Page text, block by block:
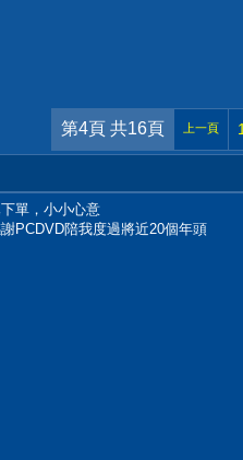
第4頁 共16頁 上一頁
單，小小心意
PCDVD陪我度過將近20個年頭